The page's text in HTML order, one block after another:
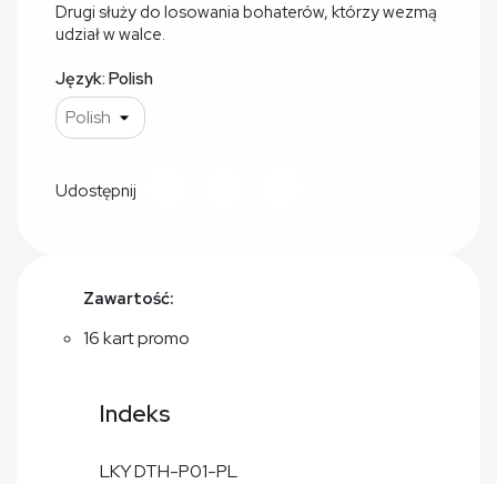
Drugi służy do losowania bohaterów, którzy wezmą
udział w walce.
Język: Polish
Udostępnij
Zawartość:
16 kart promo
Indeks
LKY DTH-P01-PL